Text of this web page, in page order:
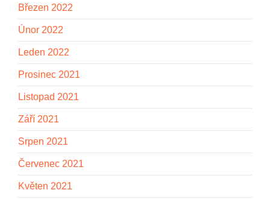
Březen 2022
Únor 2022
Leden 2022
Prosinec 2021
Listopad 2021
Září 2021
Srpen 2021
Červenec 2021
Květen 2021